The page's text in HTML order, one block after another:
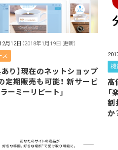
月12日 （2018年1月19日 更新）
ス
あり】現在のネットショップ
定期販売も可能！ 新サービ
ラーミーリピート」
機
高
「
割
か